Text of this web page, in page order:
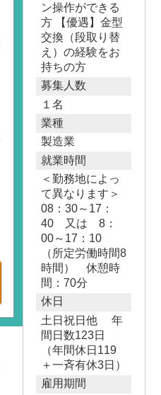
ン操作ができる
方 【優遇】金型
交換（段取り替
え）の経験をお
持ちの方
募集人数
１名
業種
製造業
就業時間
＜勤務地によっ
て異なります＞
08：30～17：
40 又は 8：
00～17：10
（所定労働時間8
時間） 休憩時
間：70分
休日
土日祝日他 年
間日数123日
（年間休日119
＋一斉有休3日）
雇用期間